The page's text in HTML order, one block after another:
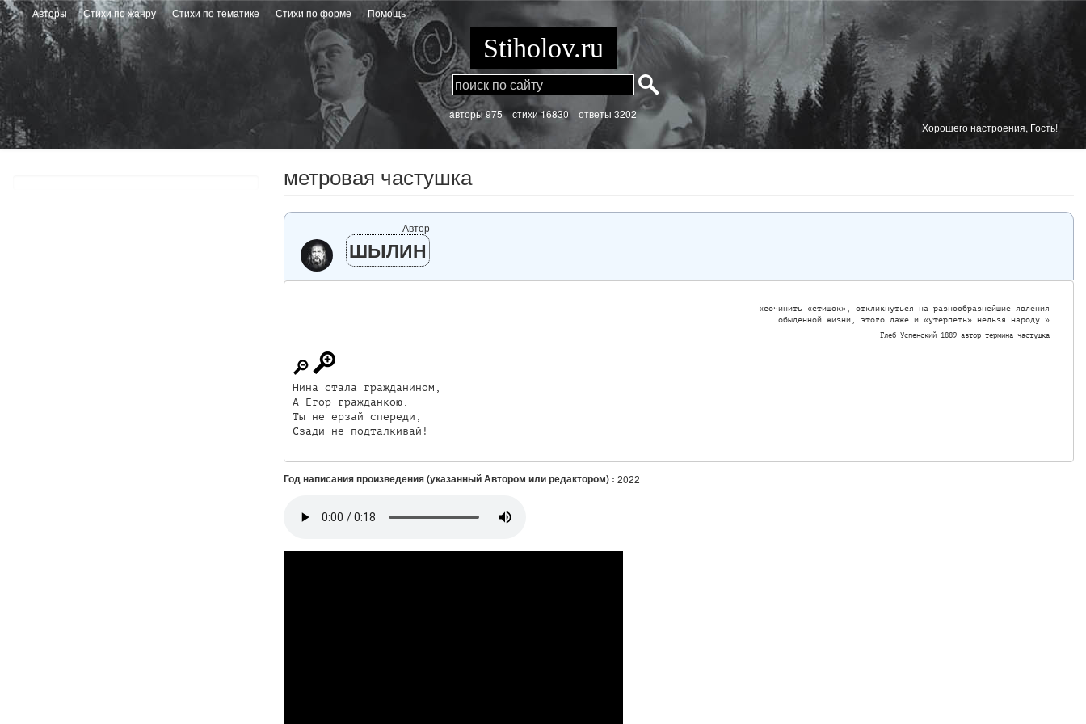
Перейти
к
основному
содержанию
Авторы Стихи по жанру Стихи по тематике Стихи по форме Помощь
Stiholov.ru
aвторы 975 стихи16830 ответы 3202
Хорошего настроения, Гость!
метровая частушка
Автор
ШЫЛИН
«сочинить «стишок», откликнуться на разнообразнейшие явления
обыденной жизни, этого даже и «утерпеть» нельзя народу.»
Глеб Успенский 1889 автор термина частушка
Нина стала гражданином,
А Егор гражданкою.
Ты не ерзай спереди,
Сзади не подталкивай!
Год написания произведения (указанный Автором или редактором) : 2022